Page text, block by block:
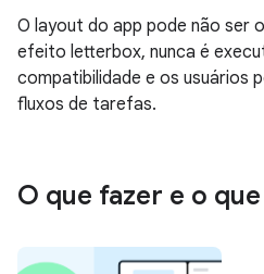
O layout do app pode não ser
efeito letterbox, nunca é
compatibilidade e os usuários
fluxos de tarefas.
O que fazer e o